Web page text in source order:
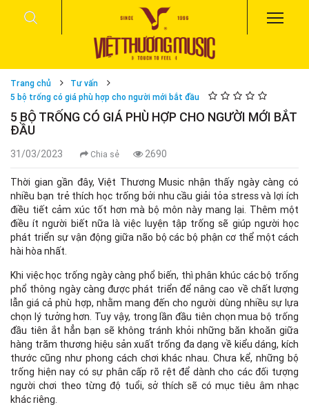
Trang chủ
Tư vấn
5 bộ trống có giá phù hợp cho người mới bắt đầu
5 BỘ TRỐNG CÓ GIÁ PHÙ HỢP CHO NGƯỜI MỚI BẮT
ĐẦU
31/03/2023 Chia sẻ 2690
Thời gian gần đây, Việt Thương Music nhận thấy ngày càng có
nhiều bạn trẻ thích học trống bởi nhu cầu giải tỏa stress và lợi ích
điều tiết cảm xúc tốt hơn mà bộ môn này mang lại. Thêm một
điều ít người biết nữa là việc luyện tập trống sẽ giúp người học
phát triển sự vận động giữa não bộ các bộ phận cơ thể một cách
hài hòa nhất.
Khi việc học trống ngày càng phổ biến, thì phân khúc các bộ trống
phổ thông ngày càng được phát triển để nâng cao về chất lượng
lẫn giá cả phù hợp, nhằm mang đến cho người dùng nhiều sự lựa
chọn lý tưởng hơn. Tuy vậy, trong lần đầu tiên chọn mua bộ trống
đầu tiên ắt hẳn bạn sẽ không tránh khỏi những băn khoăn giữa
hàng trăm thương hiệu sản xuất trống đa dạng về kiểu dáng, kích
thước cũng như phong cách chơi khác nhau. Chưa kể, những bộ
trống hiện nay có sự phân cấp rõ rệt để dành cho các đối tượng
người chơi theo từng độ tuổi, sở thích sẽ có mục tiêu âm nhạc
khác riêng.